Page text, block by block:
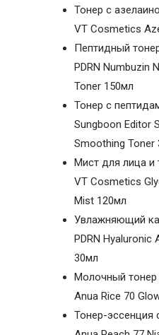
Тонер с
VT Cosmetics
Пептидный
PDRN Numbuzin
Toner 150мл
Тонер с
Sungboon Editor
Smoothing Toner
Мист для лица и
VT Cosmetics
Mist 120мл
Увлажняющий
PDRN Hyaluronic
30мл
Молочный
Anua Rice 70
Тонер-эссенция